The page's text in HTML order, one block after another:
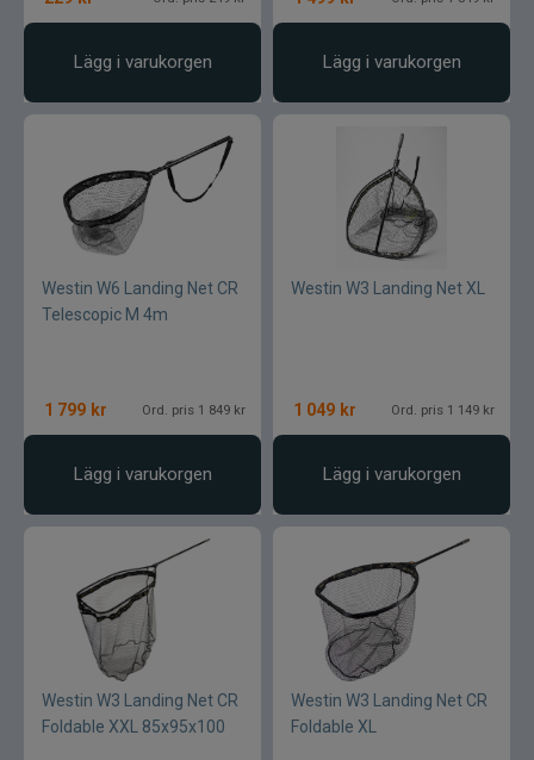
Lägg i varukorgen Lägg i varukorgen
Westin W6 Landing Net CR
Telescopic M 4m
1 799 kr Ord. pris 1 849 kr
Lägg i varukorgen
Westin W3 Landing Net XL
1 049 kr Ord. pris 1 149 kr
Lägg i varukorgen
Westin W3 Landing Net CR
Foldable XXL 85x95x100
Westin W3 Landing Net CR
Foldable XL